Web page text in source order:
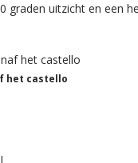
graden uitzicht en een
het castello